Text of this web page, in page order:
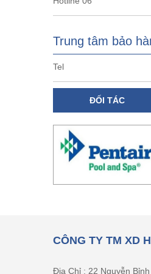
Trung tâm bảo
Tel
ĐỐI TÁC
CÔNG TY TM XD
Địa Chỉ : 22 Nguyễn